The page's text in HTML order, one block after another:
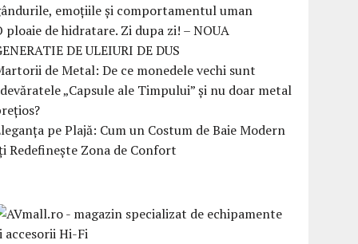
emoțiile și comportamentul uman
ploaie de hidratare. Zi dupa zi! – NOUA
DE ULEIURI DE DUS
de Metal: De ce monedele vechi sunt
„Capsule ale Timpului” și nu doar metal
pe Plajă: Cum un Costum de Baie Modern
Redefinește Zona de Confort